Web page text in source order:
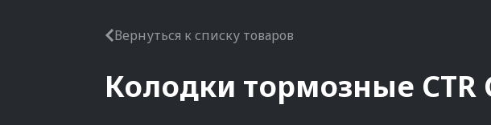
Вернуться к списку товаров
Колодки тормозные CTR